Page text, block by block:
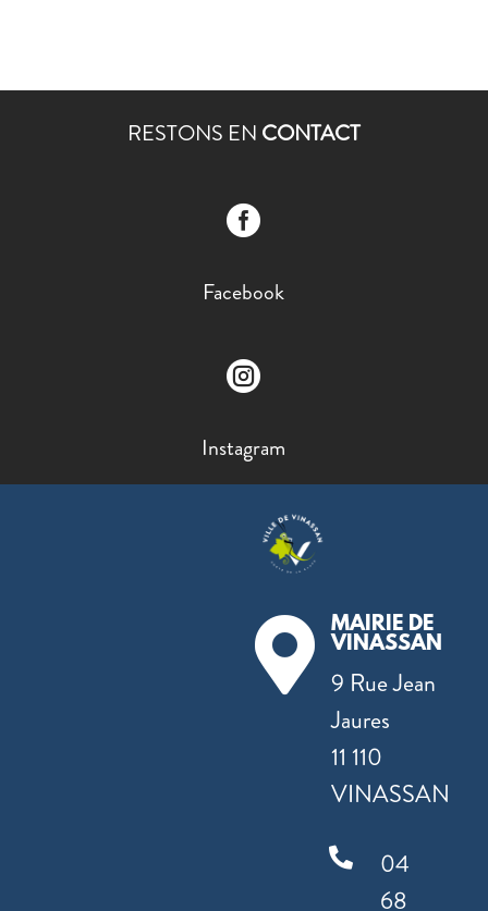
RESTONS EN CONTACT

Facebook

Instagram

MAIRIE DE
VINASSAN
9 Rue Jean
Jaures
11 110
VINASSAN

04
68